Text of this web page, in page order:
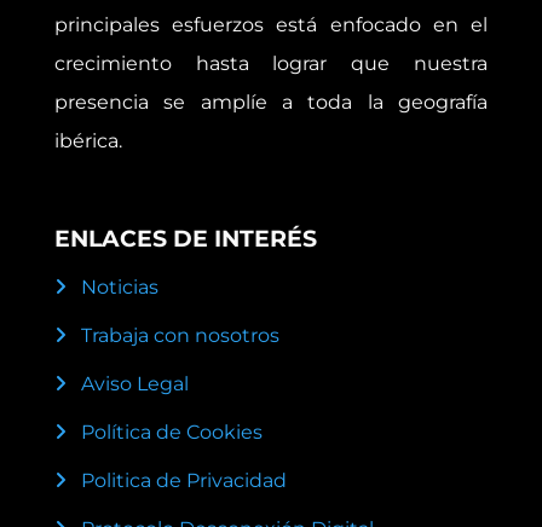
principales esfuerzos está enfocado en el
crecimiento hasta lograr que nuestra
presencia se amplíe a toda la geografía
ibérica.
ENLACES DE INTERÉS
Noticias
Trabaja con nosotros
Aviso Legal
Política de Cookies
Politica de Privacidad